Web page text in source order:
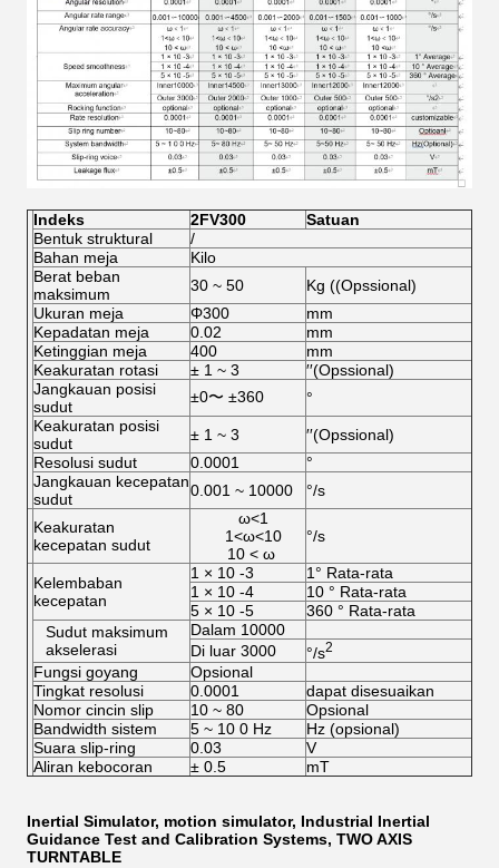
Indeks 2FV300
Satuan
Bentuk struktural
/
Bahan meja
Kilo
Berat beban
maksimum
30 ~ 50
Kg ((Opssional)
Ukuran meja
Φ300
mm
Kepadatan meja
0.02
mm
Ketinggian meja
400
mm
Keakuratan rotasi
± 1 ~ 3
′′(Opssional)
Jangkauan posisi
sudut
±0〜 ±360
°
Keakuratan posisi
sudut
± 1 ~ 3
′′(Opssional)
Resolusi sudut
0.0001
°
Jangkauan kecepatan
sudut
0.001 ~ 10000 °/s
Keakuratan
kecepatan sudut
ω<1
1<ω<10
10 < ω
°/s
Kelembaban
kecepatan
1 × 10 -3
1° Rata-rata
1 × 10 -4
10 ° Rata-rata
5 × 10 -5
360 ° Rata-rata
Sudut maksimum
akselerasi
Dalam 10000
Di luar 3000
°/s2
Fungsi goyang
Opsional
Tingkat resolusi
0.0001
dapat disesuaikan
Nomor cincin slip
10 ~ 80
Opsional
Bandwidth sistem
5 ~ 10 0 Hz
Hz (opsional)
Suara slip-ring
0.03
V
Aliran kebocoran
± 0.5 mT
Inertial Simulator, motion simulator, Industrial Inertial
Guidance Test and Calibration Systems, TWO AXIS
TURNTABLE